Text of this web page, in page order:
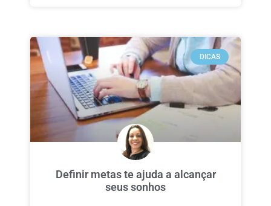
DICAS
Definir metas te ajuda a alcançar
seus sonhos